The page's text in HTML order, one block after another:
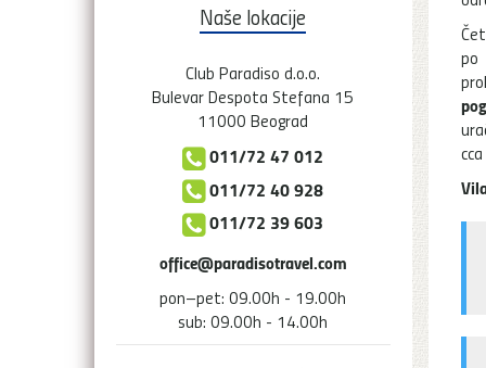
po
Naše lokacije
Club Paradiso d.o.o.
Bulevar Despota Stefana 15
11000 Beograd
011/72 47 012
011/72 40 928
011/72 39 603
office@paradisotravel.com
pon–pet: 09.00h - 19.00h
sub: 09.00h - 14.00h